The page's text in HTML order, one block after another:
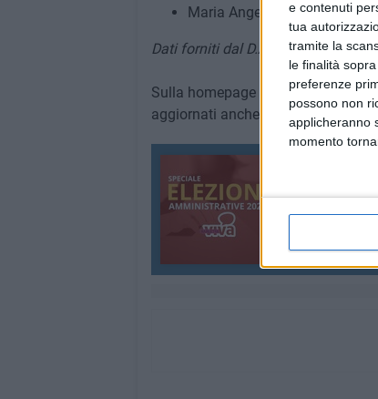
e contenuti
tua
tramite la
le finalità
preferenze
possono non
applicheranno
momento
Maria Angela Carone 1.262
Dati forniti dal D.A.I.T. - Servizi
Sulla homepage di BarlettaViva e s
aggiornati anche per le singole liste.
208 CONTENUTI